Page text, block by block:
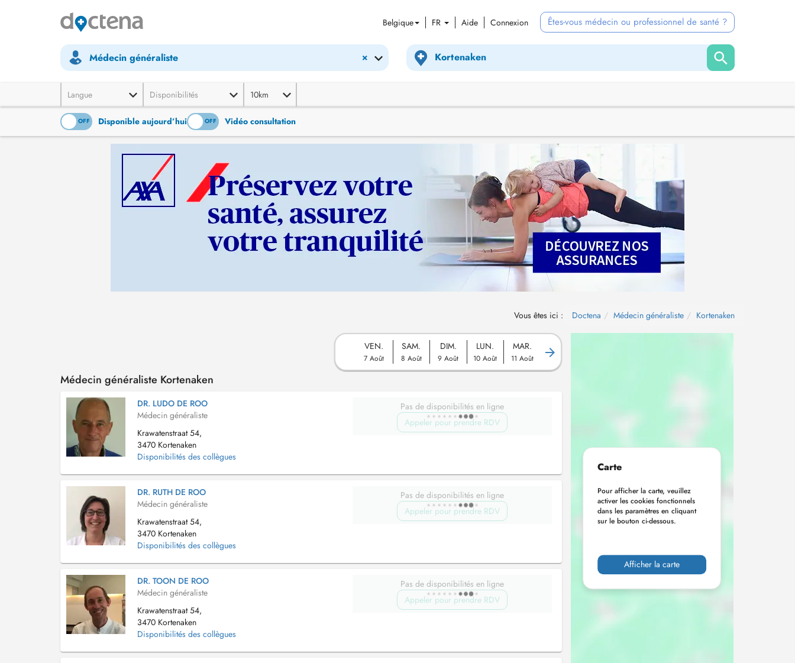
Belgique FR Aide Connexion Êtes-vous médecin ou professionnel de santé ?
×
Médecin généraliste
Langue Disponibilités 10km
OFF Disponible aujourd’hui
ON OFF Vidéo consultation
Vous êtes ici : Doctena Médecin généraliste Kortenaken
VEN.
7 Août
SAM.
8 Août
DIM.
9 Août
LUN.
10 Août
MAR.
11 Août
Médecin généraliste Kortenaken
DR. LUDO DE ROO
Médecin généraliste
Krawatenstraat 54,
3470 Kortenaken
Disponibilités des collègues
Pas de disponibilités en ligne
Appeler pour prendre RDV
DR. RUTH DE ROO
Médecin généraliste
Krawatenstraat 54,
3470 Kortenaken
Disponibilités des collègues
Pas de disponibilités en ligne
Appeler pour prendre RDV
DR. TOON DE ROO
Médecin généraliste
Krawatenstraat 54,
3470 Kortenaken
Disponibilités des collègues
Pas de disponibilités en ligne
Appeler pour prendre RDV
Carte
Pour afficher la carte, veuillez
activer les cookies fonctionnels
dans les paramètres en cliquant
sur le bouton ci-dessous.
Afficher la carte